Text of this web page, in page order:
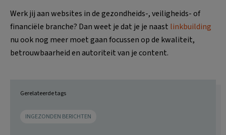
Werk jij aan websites in de gezondheids-, veiligheids- of
financiële branche? Dan weet je dat je je naast linkbuilding
nu ook nog meer moet gaan focussen op de kwaliteit,
betrouwbaarheid en autoriteit van je content.
Gerelateerde tags
INGEZONDEN BERICHTEN